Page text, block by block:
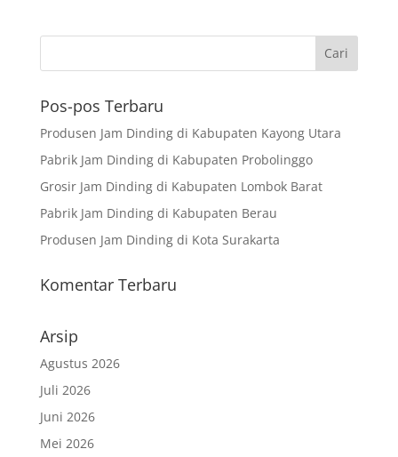
Pos-pos Terbaru
Produsen Jam Dinding di Kabupaten Kayong Utara
Pabrik Jam Dinding di Kabupaten Probolinggo
Grosir Jam Dinding di Kabupaten Lombok Barat
Pabrik Jam Dinding di Kabupaten Berau
Produsen Jam Dinding di Kota Surakarta
Komentar Terbaru
Arsip
Agustus 2026
Juli 2026
Juni 2026
Mei 2026